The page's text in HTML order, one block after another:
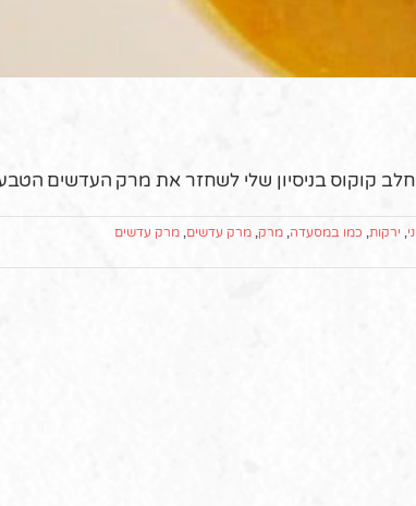
קוקוס בניסיון שלי לשחזר את מרק העדשים
ירקות כמו במסעדה מרק מרק עדשים מרק עדשים